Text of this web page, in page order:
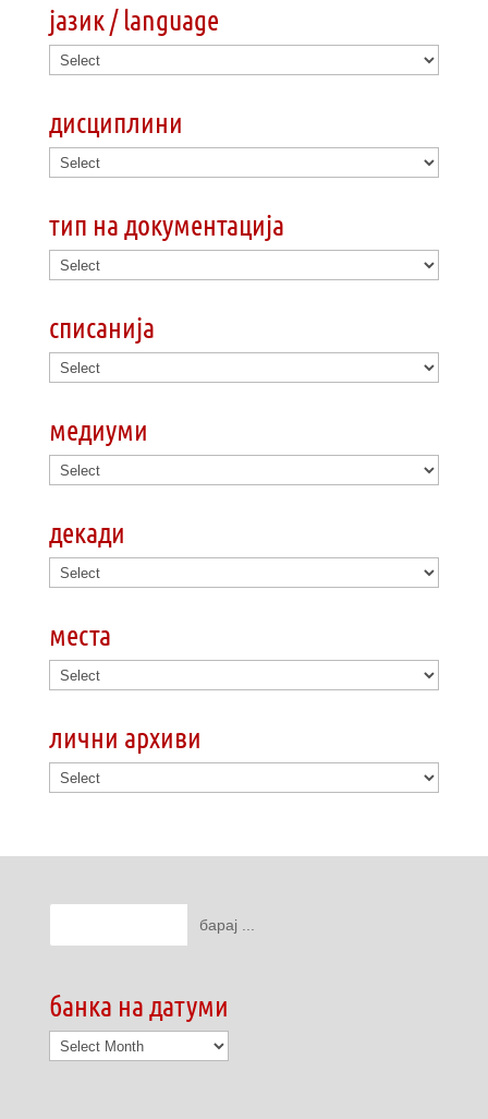
јазик / language
дисциплини
тип на документација
списанија
медиуми
декади
места
лични архиви
банка на датуми
банка
на